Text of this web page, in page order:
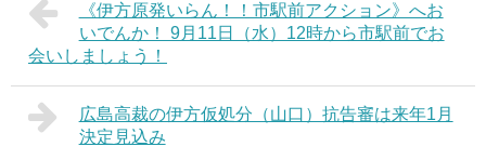
《伊方原発いらん！！市駅前アクション》へお
いでんか！ 9月11日（水）12時から市駅前でお
会いしましょう！
広島高裁の伊方仮処分（山口）抗告審は来年1月
決定見込み